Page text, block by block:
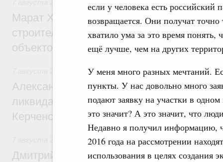
если у человека есть российский
возвращается. Они получат
хватило ума за это время
ещё лучше, чем на других
У меня много разных мечтаний.
пункты. У нас довольно много
подают заявку на участки в
это значит? А это значит, что
Недавно я получил информацию,
2016 года на рассмотрении
использования в целях создания
Экономика городов. Городская среда
Марат Хуснуллин: «Единый заказчик»
строительство и реконструкцию более
объектов
Чрезвычайные ситуации и ликвидация их
Александр Козлов провёл заседание
ликвидации последствий чрезвычайной
Керченском проливе
Среднее профессиональное образование
Дмитрий Чернышенко: Установлен